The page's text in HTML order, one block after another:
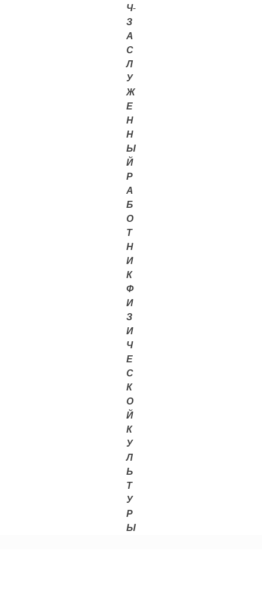
Ч-
З
А
С
Л
У
Ж
Е
Н
Н
Ы
Й
Р
А
Б
О
Т
Н
И
К
Ф
И
З
И
Ч
Е
С
К
О
Й
К
У
Л
Ь
Т
У
Р
Ы